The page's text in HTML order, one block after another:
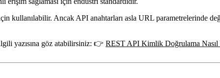
kullanılabilir. Ancak API anahtarları asla URL parametrelerinde
yazısına göz atabilirsiniz: 👉 REST API Kimlik Doğrulama Nasıl